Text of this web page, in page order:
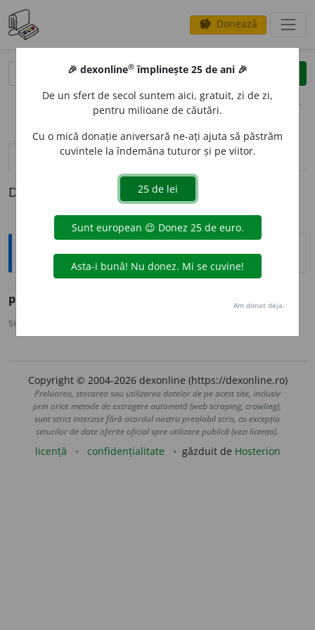
savings Donează
clear
opțiuni
definiții (1) pronunțievolume_up (50)
Definiția cu ID-ul 269095:
Ortografice DOOM
pas
sursa:
Copyright © 2004-2026 dexonline (https://dexonline.ro)
Preluarea, stocarea sau utilizarea datelor de pe acest site, inclusiv
prin orice metode de extragere automată (web scraping, crawling),
sunt strict interzise fără acordul nostru prealabil scris, cu excepția
seturilor de date oferite oficial spre utilizare publică (vezi licența).
licență confidențialitate găzduit de Hosterion
🎉 dexonline® împlinește 25 de ani 🎉
De un sfert de secol suntem aici, gratuit, zi de zi,
pentru milioane de căutări.
Cu o mică donație aniversară ne-ați ajuta să păstrăm
cuvintele la îndemâna tuturor și pe viitor.
Am donat deja.